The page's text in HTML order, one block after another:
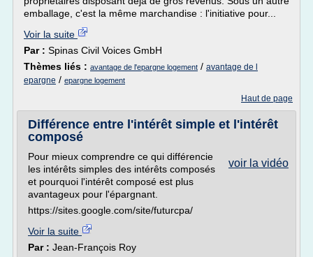
emballage, c'est la même marchandise : l'initiative pour...
Voir la suite
Par : Spinas Civil Voices GmbH
Thèmes liés : avantage de l'epargne logement / avantage de l
epargne / epargne logement
Haut de page
Différence entre l'intérêt simple et l'intérêt
composé
voir la vidéo
Pour mieux comprendre ce qui différencie
les intérêts simples des intérêts composés
et pourquoi l'intérêt composé est plus
avantageux pour l'épargnant.
https://sites.google.com/site/futurcpa/
Voir la suite
Par : Jean-François Roy